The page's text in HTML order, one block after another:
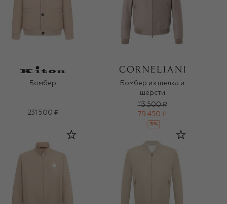
Бомбер
231 500 ₽
Бомбер из шелка и
шерсти
113 500 ₽
79 450 ₽
-30%